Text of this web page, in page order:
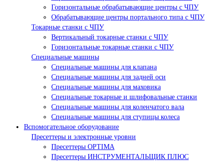
Горизонтальные обрабатывающие центры с ЧПУ
Обрабатывающие центры портального типа с ЧПУ
Токарные станки с ЧПУ
Вертикальный токарные станки с ЧПУ
Горизонтальные токарные станки с ЧПУ
Специальные машины
Специальные машины для клапана
Специальные машины для задней оси
Специальные машины для маховика
Специальные токарные и шлифовальные станки
Специальные машины для коленчатого вала
Специальные машины для ступицы колеса
Вспомогательное оборудование
Пресеттеры и электронные уровни
Пресеттеры OPTIMA
Пресеттеры ИНСТРУМЕНТАЛЬЩИК ПЛЮС